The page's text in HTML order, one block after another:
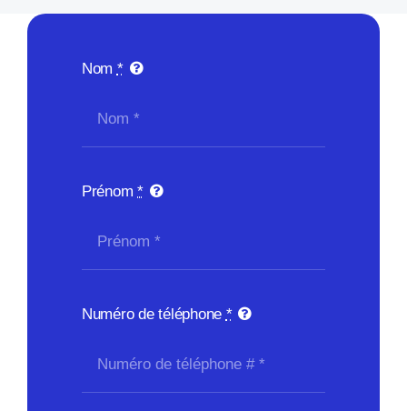
Nom *
Prénom*
Numéro de téléphone *